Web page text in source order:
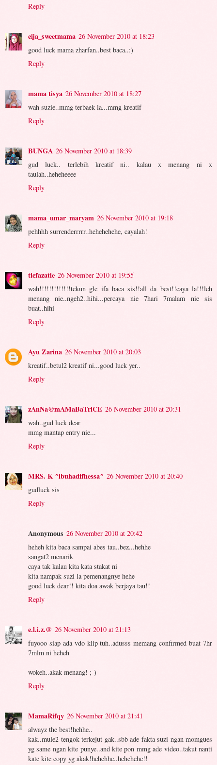
Reply
eija_sweetmama 26 November 2010 at 18:23
good luck mama zharfan..best baca..:)
Reply
mama tisya 26 November 2010 at 18:27
wah suzie..mmg terbaek la...mmg kreatif
Reply
BUNGA 26 November 2010 at 18:39
gud luck.. terlebih kreatif ni.. kalau x menang ni x
taulah..heheheeee
Reply
mama_umar_maryam 26 November 2010 at 19:18
pehhhh surrenderrrrr..hehehehehe, cayalah!
Reply
tiefazatie 26 November 2010 at 19:55
wah!!!!!!!!!!!!!tekun gle ifa baca sis!!all da best!!caya la!!!leh
menang nie..ngeh2..hihi...percaya nie 7hari 7malam nie sis
buat..hihi
Reply
Ayu Zarina 26 November 2010 at 20:03
kreatif..betul2 kreatif ni...good luck yer..
Reply
zAnNa@mAMaBaTriCE 26 November 2010 at 20:31
wah..gud luck dear
mmg mantap entry nie...
Reply
MRS. K ^ibuhadifhessa^ 26 November 2010 at 20:40
gudluck sis
Reply
Anonymous 26 November 2010 at 20:42
heheh kita baca sampai abes tau..bez...hehhe
sangat2 menarik
caya tak kalau kita kata stakat ni
kita nampak suzi la pemenangnye hehe
good luck dear!! kita doa awak berjaya tau!!
Reply
e.l.i.z.@ 26 November 2010 at 21:13
fuyooo siap ada vdo klip tuh..adusss memang confirmed buat 7hr
7mlm ni heheh
wokeh..akak menang! ;-)
Reply
MamaRifqy 26 November 2010 at 21:41
alwayz the best!hehhe..
kak..mule2 tengok terkejut gak..sbb ade fakta suzi ngan momgues
yg same ngan kite punye..and kite pon mmg ade video..takut nanti
kate kite copy yg akak!hehehhe..hehehehe!!